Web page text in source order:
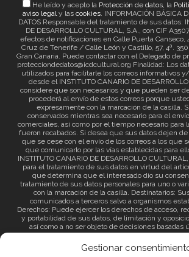
Gestionar
He leído y acepto la Protección de datos, la
aviso legaly lascookies. INFORMACIÓN BÁSICA
DATOS Responsable del tratamiento de sus datos:
DE DESARROLLO CULTURAL, S.A., con CIF
efectos de notificaciones en Calle Puerta Canseco,
Cruz de Tenerife / Calle León y Castillo, 57, 4ª.
Gran Canaria. Puede contactar con el Delegado de
protecciondedatos@icdcultural.org Finalidad: Los
utilizados para facilitarle los correos informativos
desde el INSTITUTO CANARIO DE
considere que son necesarios y que pueden ser
procederá al envío de estos correos porque
expresamente con la marcación de la casilla.
conservados mientras sea necesario para el
comerciales, así como por el tiempo necesario para
fueron recabados. Si desea que sus datos dejen
que se cese con el envío de los correos a los que
que comunicarlo por las vías establecidas para
INSTITUTO CANARIO DE DESARROLLO
para el tratamiento de sus datos en virtud del
que determina que el interesado dio su
tratamiento de sus datos personales para uno o
con la marcación de la casilla. Destinatarios:
comunicados a terceros salvo a organismos
Derechos: Puede ejercer los derechos de acceso,
y portabilidad de sus datos, de limitación y
así como a no ser objeto de decisiones basadas
tratamiento automatizado de sus datos y
prestado. Información adicional: Puede consultar la
a través del siguienteenlace.